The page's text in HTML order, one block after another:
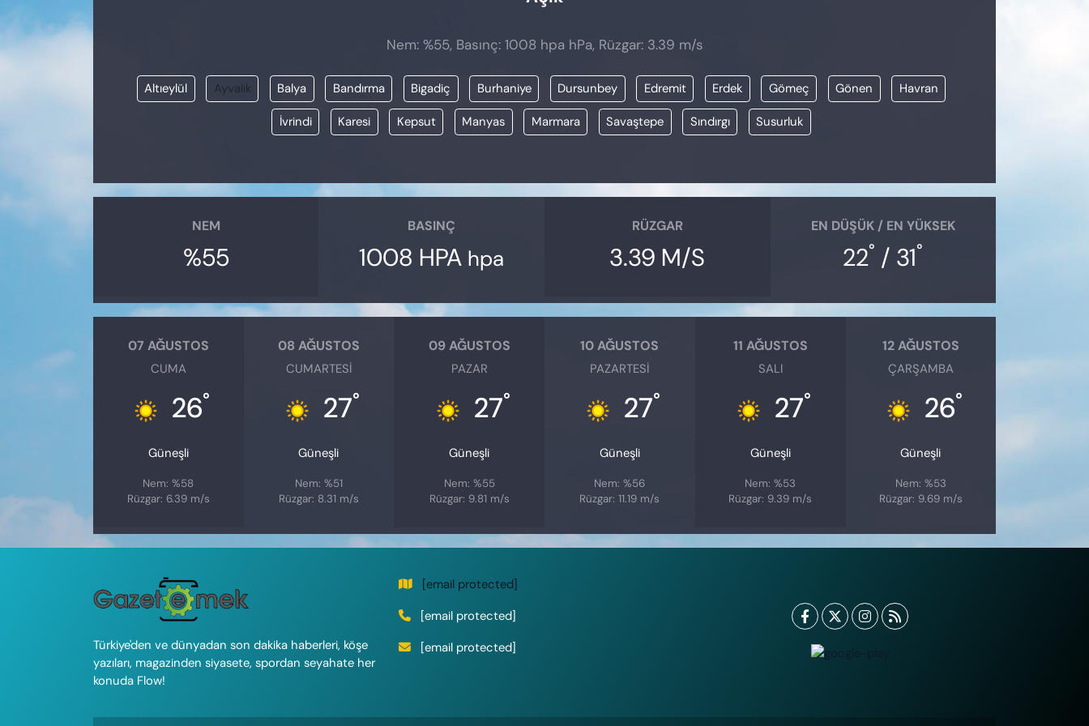
Nem: %55, Basınç: 1008 hpa hPa, Rüzgar: 3.39 m/s
Altıeylül Ayvalık Balya Bandırma Bigadiç Burhaniye Dursunbey Edremit Erdek Gömeç Gönen Havran
İvrindi Karesi Kepsut Manyas Marmara Savaştepe Sındırgı Susurluk
NEM
%55
BASINÇ
1008 HPA hpa
RÜZGAR
3.39 M/S
EN DÜŞÜK / EN YÜKSEK
22° / 31°
07 AĞUSTOS
CUMA
26°
Güneşli
Nem: %58
Rüzgar: 6.39 m/s
08 AĞUSTOS
CUMARTESI
27°
Güneşli
Nem: %51
Rüzgar: 8.31 m/s
09 AĞUSTOS
PAZAR
27°
Güneşli
Nem: %55
Rüzgar: 9.81 m/s
10 AĞUSTOS
PAZARTESI
27°
Güneşli
Nem: %56
Rüzgar: 11.19 m/s
11 AĞUSTOS
SALI
27°
Güneşli
Nem: %53
Rüzgar: 9.39 m/s
12 AĞUSTOS
ÇARŞAMBA
26°
Güneşli
Nem: %53
Rüzgar: 9.69 m/s
Türkiye'den ve dünyadan son dakika haberleri, köşe
yazıları, magazinden siyasete, spordan seyahate her
konuda Flow!
[email protected]
[email protected]
[email protected]
VAN VE DİYARBAKIR HABERLERİ